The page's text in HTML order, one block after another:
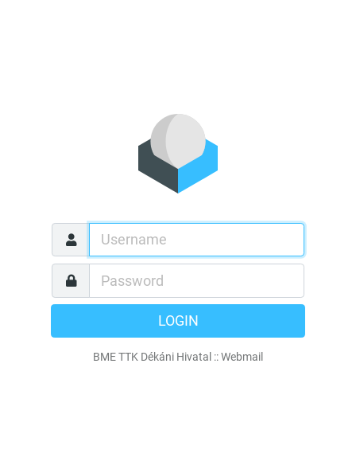
LOGIN
BME TTK Dékáni Hivatal :: Webmail